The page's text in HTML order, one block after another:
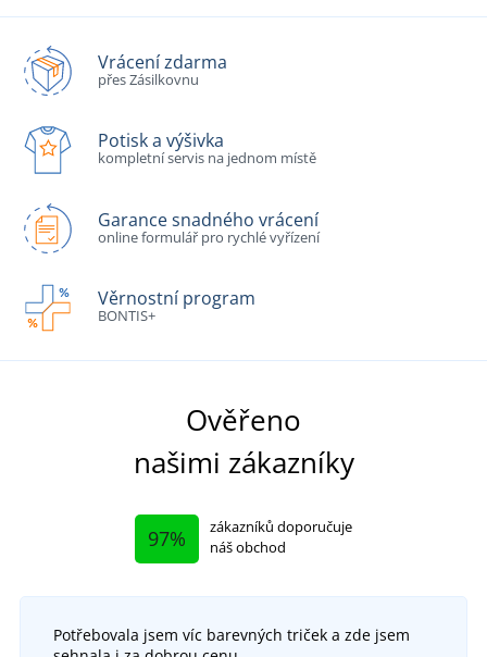
Vrácení zdarma
přes Zásilkovnu
Potisk a výšivka
kompletní servis na jednom místě
Garance snadného vrácení
online formulář pro rychlé vyřízení
Věrnostní program
BONTIS+
Ověřeno
našimi zákazníky
97%
zákazníků doporučuje
náš obchod
Potřebovala jsem víc barevných triček a zde jsem